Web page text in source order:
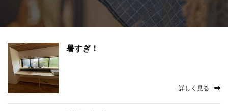
トランスフォーム・リノベーション
内装工事・各種リフォーム
よくあるご質問
暑すぎ！
詳しく見る